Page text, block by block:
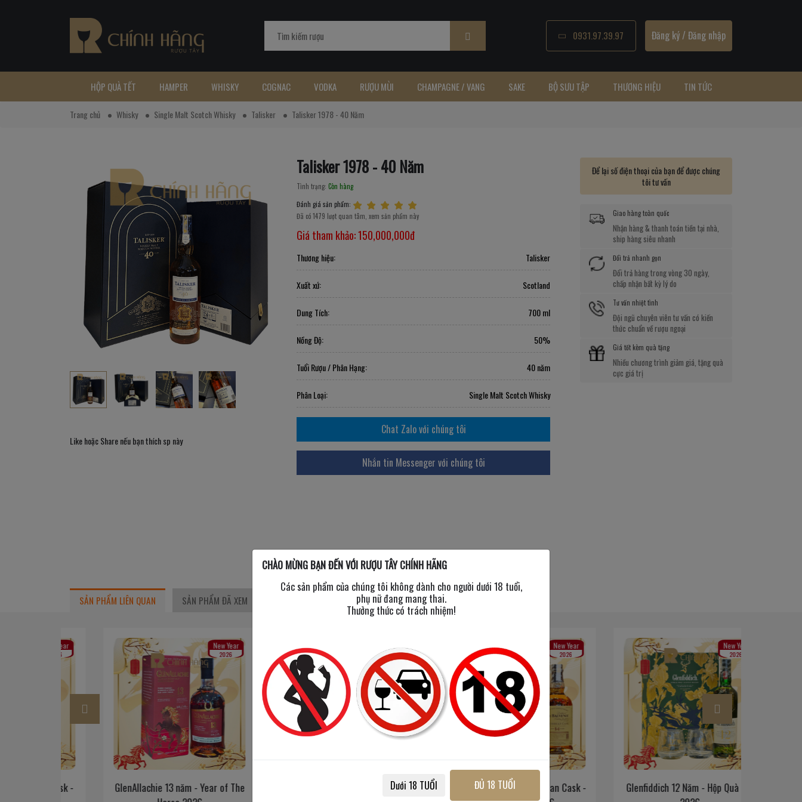
0931.97.39.97 Đăng ký/ Đăng nhập
HỘP QUÀ TẾT HAMPER WHISKY COGNAC VODKA RƯỢU MÙI CHAMPAGNE / VANG SAKE BỘ SƯU TẬP THƯƠNG HIỆU TIN TỨC
Trang chủ Whisky Single Malt Scotch Whisky Talisker Talisker 1978 - 40 Năm
Like hoặc Share nếu bạn thích sp này
Talisker 1978 - 40 Năm
Tình trạng: Còn hàng
Đánh giá sản phẩm:
Đã có 1479 lượt quan tâm, xem sản phẩm này
Giá tham khảo:150,000,000đ
Thương hiệu: Talisker
Xuất xứ: Scotland
Dung Tích: 700 ml
Nồng Độ: 50%
Tuổi Rượu / Phân Hạng: 40 năm
Phân Loại: Single Malt Scotch Whisky
Chat Zalo với chúng tôi
Nhắn tin Messenger với chúng tôi
Để lại số điện thoại của bạn để được chúng
tôi tư vấn
Giao hàng toàn quốc
Nhận hàng & thanh toán tiền tại nhà,
ship hàng siêu nhanh
Đổi trả nhanh gọn
Đổi trả hàng trong vòng 30 ngày,
chấp nhận bất kỳ lý do
Tư vấn nhiệt tình
Đội ngũ chuyên viên tư vấn có kiến
thức chuẩn về rượu ngoại
Giá tốt kèm quà tặng
Nhiều chương trình giảm giá, tặng quà
cực giá trị
SẢN PHẨM LIÊN QUAN SẢN PHẨM ĐÃ XEM
New Year
2026
GlenAllachie 13 năm - Year of The
Balvenie 14 Năm Caribbean Cask -
New Year
2026
Glenfiddich 12 Năm - Hộp Quà Tết
CHÀO MỪNG BẠN ĐẾN VỚI RƯỢU TÂY CHÍNH HÃNG
Các sản phẩm của chúng tôi không dành cho người dưới 18 tuổi,
phụ nữ đang mang thai.
Thưởng thức có trách nhiệm!
Dưới 18 TUỔI ĐỦ 18 TUỔI